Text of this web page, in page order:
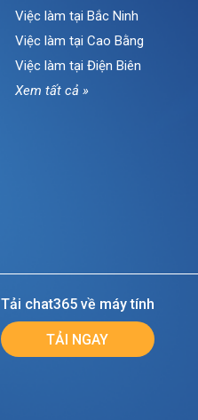
Việc làm tại Bắc Ninh
Việc làm tại Cao Bằng
Việc làm tại Điện Biên
Xem tất cả »
Tải chat365 về máy tính
TẢI NGAY